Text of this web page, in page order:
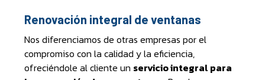
Renovación integral de ventanas
Nos diferenciamos de otras empresas por el
compromiso con la calidad y la eficiencia,
ofreciéndole al cliente un servicio integral para